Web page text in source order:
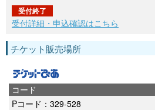
受付終了
受付詳細・申込確認はこちら
チケット販売場所
コード
Pコード：329-528